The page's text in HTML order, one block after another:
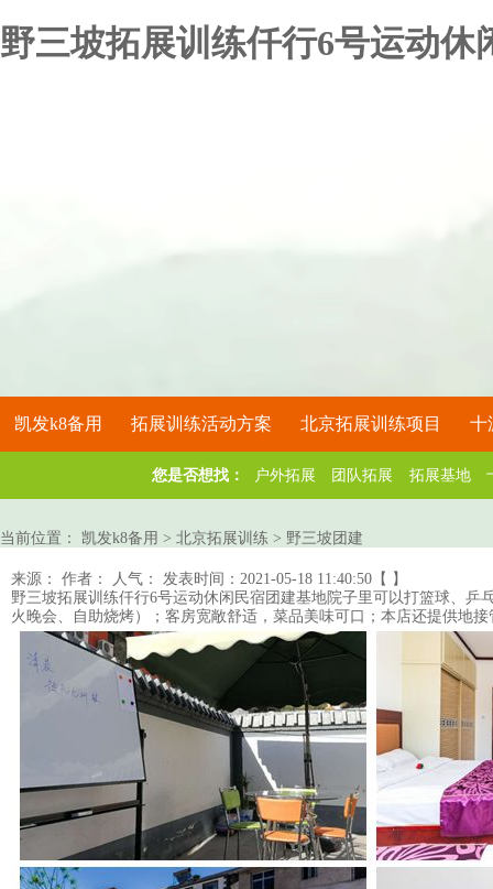
野三坡拓展训练仟行6号运动
凯发k8备用 拓展训练活动方案 北京拓展训练项目 十
您是否想找： 户外拓展 团队拓展 拓展基地
当前位置： 凯发k8备用 > 北京拓展训练 > 野三坡团建
来源： 作者： 人气： 发表时间：2021-05-18 11:40:50【 】
野三坡拓展训练仟行6号运动休闲民宿团建基地院子里可以打篮球、乒
火晚会、自助烧烤）；客房宽敞舒适，菜品美味可口；本店还提供地